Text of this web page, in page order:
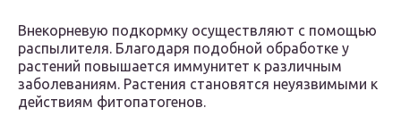
Внекорневую подкормку осуществляют с помощью
распылителя. Благодаря подобной обработке у
растений повышается иммунитет к различным
заболеваниям. Растения становятся неуязвимыми к
действиям фитопатогенов.